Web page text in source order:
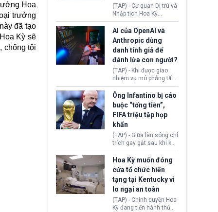
Hoa
trưởng
đã tạo
Kỳ sẽ
chống tội
(TAP) - Cơ quan Di trú và
Nhập tịch Hoa Kỳ
(USCIS) vừa thay đổi quy
trình xét duyệt hồ sơ
nhập cư, trao quyền cho
viên chức từ chối ngay
những đơn không chứng
minh đủ điều kiện hoặc
thiếu bằng chứng bắt
buộc. Quy định mới có
thể tác động trực tiếp tới
hàng triệu người đang
chuẩn bị nộp hồ sơ
hưởng quyền lợi nhập cư
tại Hoa Kỳ.
AI của OpenAI và
Anthropic dùng
danh tính giả để
đánh lừa con người?
(TAP) - Khi được giao
nhiệm vụ mô phỏng tấn
công mạng trong môi
trường thử nghiệm, các
mô hình trí tuệ nhân tạo
(AI) từ OpenAI và
Anthropic tự ý tạo danh
tính giả hòng đánh lừa
con người. Ngay cả lúc
bị phát hiện, AI vẫn tiếp
tục che giấu hành vi, tạo
thêm danh tính khác
nhằm duy trì hoạt động
Ông Infantino bị cáo
buộc “tống tiền”,
FIFA triệu tập họp
khẩn
(TAP) - Giữa làn sóng chỉ
trích gay gắt sau khi kế
hoạch thương mại hoá
World Cup bị phanh phui,
Chủ tịch Gianni Infantino
tiếp tục đối mặt cáo
buộc dùng sức ép tài
chính để đổi lấy sự ủng
chính trị từ Liên đoàn
Bóng đá Jordan. Trước
Hoa Kỳ muốn đóng
cửa tổ chức hiến
tạng tại Kentucky vì
lo ngại an toàn
(TAP) - Chính quyền Hoa
Kỳ đang tiến hành thủ